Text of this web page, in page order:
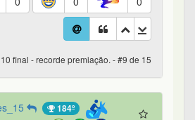
final - recorde premiação. - #9 de 15
184º